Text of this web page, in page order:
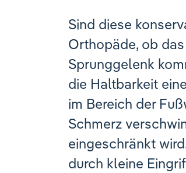
Sind diese
Orthopäde, ob
Sprunggelenk
die Haltbarkeit
im Bereich der
Schmerz
eingeschränkt
durch kleine